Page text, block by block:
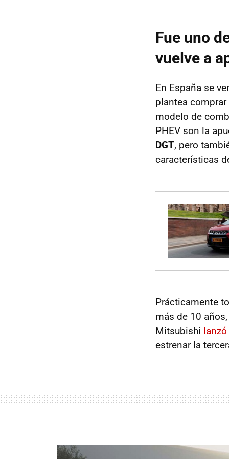
Fue uno
vuelve a
En España se
plantea
modelo de
PHEV son la
DGT, pero
características
Prácticamente
más de 10
Mitsubishi
estrenar la